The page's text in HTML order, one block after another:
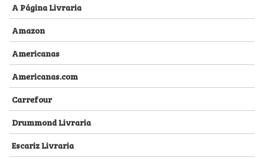
A Página Livraria
Amazon
Americanas
Americanas.com
Carrefour
Drummond Livraria
Escariz Livraria